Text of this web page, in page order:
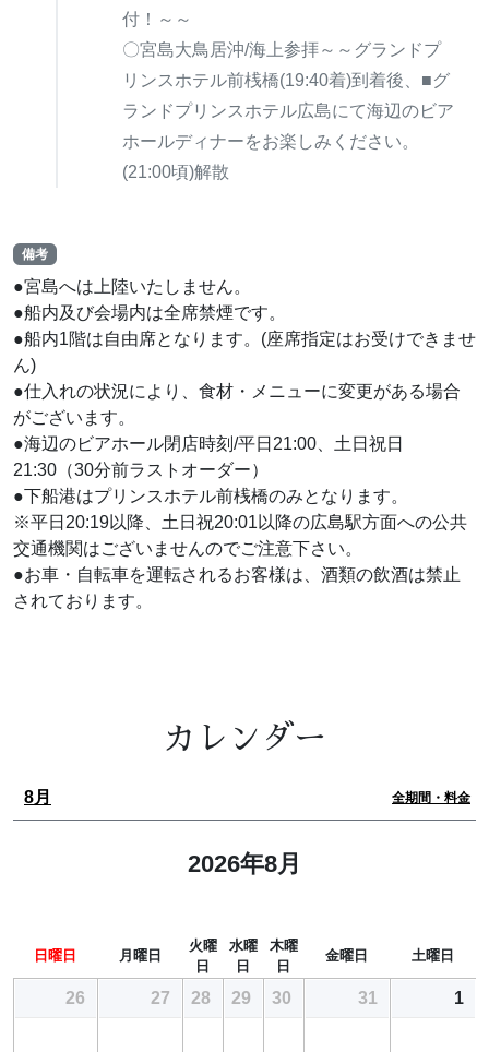
付！～～
〇宮島大鳥居沖/海上参拝～～グランドプ
リンスホテル前桟橋(19:40着)到着後、■グ
ランドプリンスホテル広島にて海辺のビア
ホールディナーをお楽しみください。
(21:00頃)解散
備考
●宮島へは上陸いたしません。
●船内及び会場内は全席禁煙です。
●船内1階は自由席となります。(座席指定はお受けできませ
ん)
●仕入れの状況により、食材・メニューに変更がある場合
がございます。
●海辺のビアホール閉店時刻/平日21:00、土日祝日
21:30（30分前ラストオーダー）
●下船港はプリンスホテル前桟橋のみとなります。
※平日20:19以降、土日祝20:01以降の広島駅方面への公共
交通機関はございませんのでご注意下さい。
●お車・自転車を運転されるお客様は、酒類の飲酒は禁止
されております。
カレンダー
8月 全期間・料金
2026年8月
日曜日 月曜日
火曜
日
水曜
日
木曜
日
金曜日 土曜日
26 27 28 29 30 31 1